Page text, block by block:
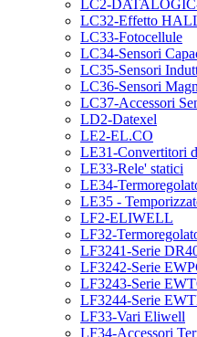
LC2-
LC32-Effetto
LC33-Fotocellule
LC34-Sensori
LC35-Sensori
LC36-Sensori
LC37-Accessori
LD2-Datexel
LE2-EL.CO
LE31-Convertitori
LE33-Rele' statici
LE34-
LE35 -
LF2-ELIWELL
LF32-
LF3241-Serie
LF3242-Serie
LF3243-Serie
LF3244-Serie
LF33-Vari Eliwell
LF34-Accessori